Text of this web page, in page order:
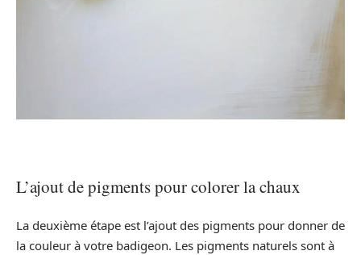
L’ajout de pigments pour colorer la chaux
La deuxième étape est l’ajout des pigments pour donner de
la couleur à votre badigeon. Les pigments naturels sont à